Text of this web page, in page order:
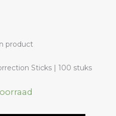
product
Sticks | 100 stuks